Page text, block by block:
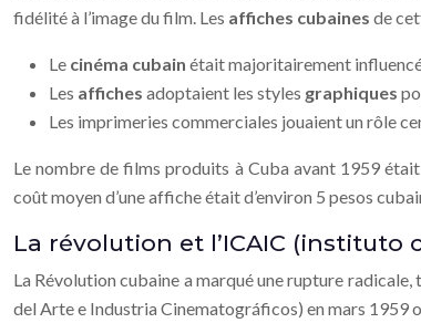
fidélité à l’image du film. Les affiches cubaines de
Le cinéma cubain était majoritairement
Les affiches adoptaient les styles graphiques
Les imprimeries commerciales jouaient un rôle
Le nombre de films produits à Cuba avant 1959
coût moyen d’une affiche était d’environ 5 pesos
La révolution et l’ICAIC
La Révolution cubaine a marqué une rupture
del Arte e Industria Cinematográficos) en mars 1959